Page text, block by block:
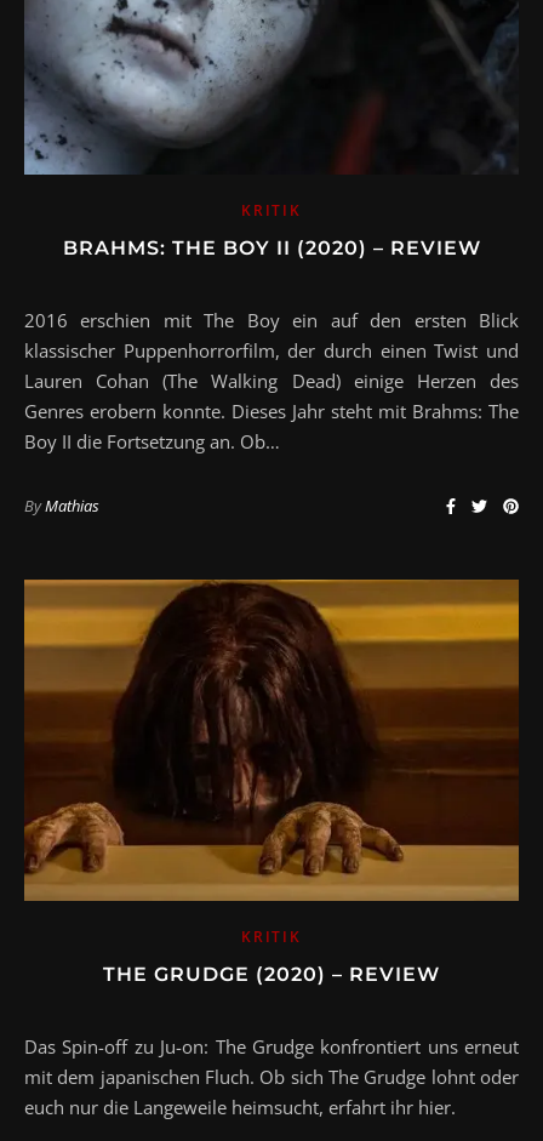
KRITIK
BRAHMS: THE BOY II (2020) – REVIEW
2016 erschien mit The Boy ein auf den ersten Blick
klassischer Puppenhorrorfilm, der durch einen Twist und
Lauren Cohan (The Walking Dead) einige Herzen des
Genres erobern konnte. Dieses Jahr steht mit Brahms: The
Boy II die Fortsetzung an. Ob…
ByMathias
KRITIK
THE GRUDGE (2020) – REVIEW
Das Spin-off zu Ju-on: The Grudge konfrontiert uns erneut
mit dem japanischen Fluch. Ob sich The Grudge lohnt oder
euch nur die Langeweile heimsucht, erfahrt ihr hier.